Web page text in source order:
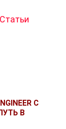
можно
Статьи
С
В